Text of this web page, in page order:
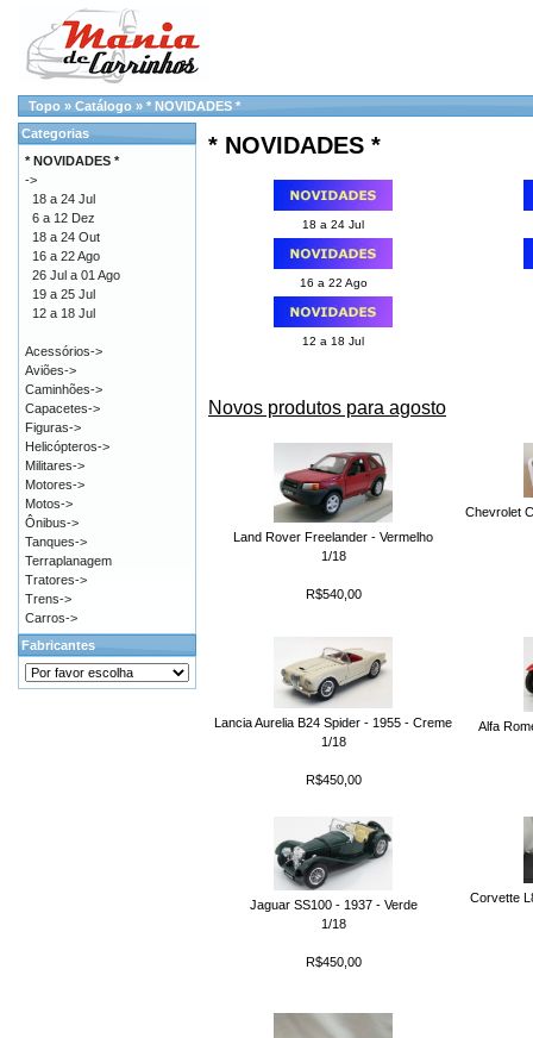
Topo » Catálogo » * NOVIDADES *
* NOVIDADES *
18 a 24 Jul
16 a 22 Ago
12 a 18 Jul
Novos produtos para agosto
Land Rover Freelander - Vermelho
1/18
R$540,00
Chevrolet
Lancia Aurelia B24 Spider - 1955 - Creme
1/18
R$450,00
Alfa
Jaguar SS100 - 1937 - Verde
1/18
R$450,00
Corvette
Categorias
* NOVIDADES *
->
18 a 24 Jul
6 a 12 Dez
18 a 24 Out
16 a 22 Ago
26 Jul a 01 Ago
19 a 25 Jul
12 a 18 Jul
Acessórios->
Aviões->
Caminhões->
Capacetes->
Figuras->
Helicópteros->
Militares->
Motores->
Motos->
Ônibus->
Tanques->
Terraplanagem
Tratores->
Trens->
Carros->
Fabricantes